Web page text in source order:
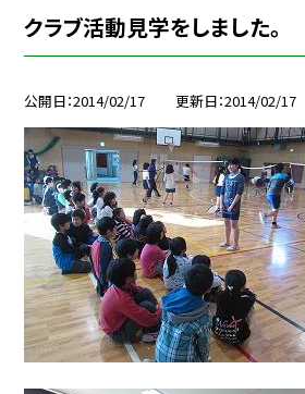
クラブ活動見学をしました。
公開日 2014/02/17 更新日 2014/02/17